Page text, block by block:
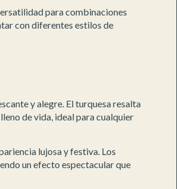
para combinaciones
con diferentes estilos de
y alegre. El turquesa resalta
de vida, ideal para cualquier
lujosa y festiva. Los
un efecto espectacular que